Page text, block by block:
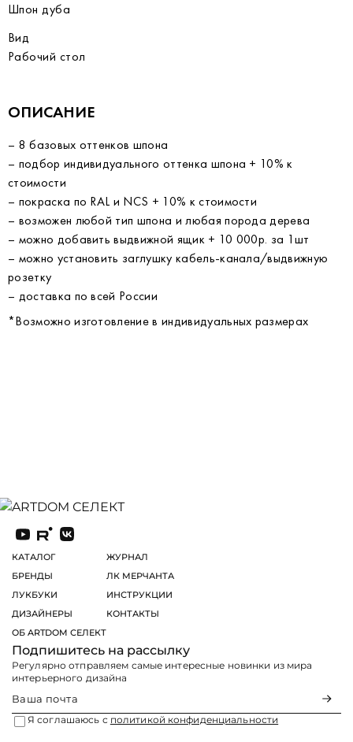
Шпон дуба
Вид
Рабочий стол
ОПИСАНИЕ
– 8 базовых оттенков шпона
– подбор индивидуального оттенка шпона + 10% к
стоимости
– покраска по RAL и NCS + 10% к стоимости
– возможен любой тип шпона и любая порода дерева
– можно добавить выдвижной ящик + 10 000р. за 1шт
– можно установить заглушку кабель-канала/выдвижную
розетку
– доставка по всей России
*Возможно изготовление в индивидуальных размерах
КАТАЛОГ
БРЕНДЫ
ЛУКБУКИ
ДИЗАЙНЕРЫ
ОБ ARTDOM СЕЛЕКТ
ЖУРНАЛ
ЛК МЕРЧАНТА
ИНСТРУКЦИИ
КОНТАКТЫ
Подпишитесь на рассылку
Регулярно отправляем самые интересные новинки из мира
интерьерного дизайна
Я соглашаюсь с политикой конфиденциальности